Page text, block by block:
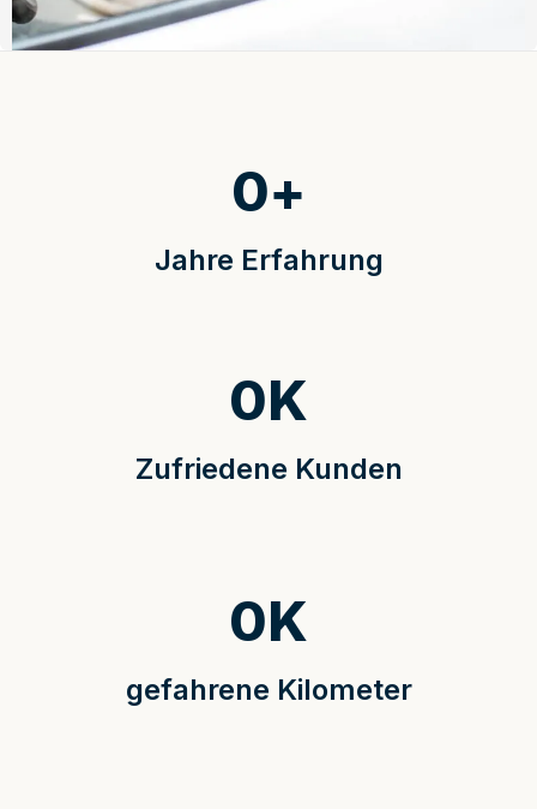
Jahre Erfahrung
0+
Zufriedene Kunden
0K
gefahrene Kilometer
0K